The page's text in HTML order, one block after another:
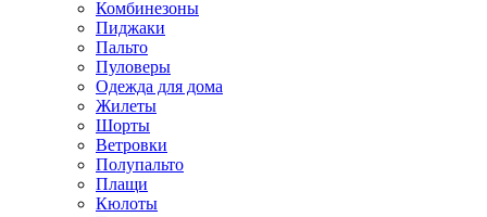
Комбинезоны
Пиджаки
Пальто
Пуловеры
Одежда для дома
Жилеты
Шорты
Ветровки
Полупальто
Плащи
Кюлоты